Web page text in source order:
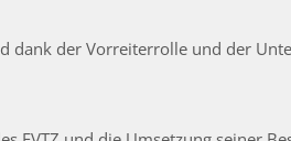
dank der Vorreiterrolle und der